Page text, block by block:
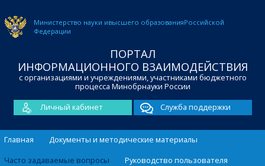
Министерство науки ивысшего образованияРоссийской
Федерации
ПОРТАЛ
ИНФОРМАЦИОННОГО ВЗАИМОДЕЙСТВИЯ
с организациями и учреждениями, участниками бюджетного
процесса Минобрнауки России
Личный кабинет
Служба поддержки
Главная
Документы и методические материалы
Часто задаваемые вопросы
Руководство пользователя